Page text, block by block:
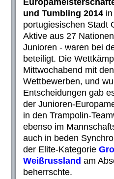
und Tumbling 2014
portugiesischen Stadt
Aktive aus 27
Junioren - waren bei
beteiligt. Die
Mittwochabend mit
Wettbewerben, und
Entscheidungen gab
der Junioren-
in den Trampolin-
ebenso im
auch in beden
der Elite-Kategorie
Weißrussland am
beherrschte.